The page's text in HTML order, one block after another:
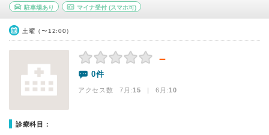
駐車場あり マイナ受付(スマホ可)
土曜（〜12:00）
－
0件
アクセス数 7月:15 | 6月:10
診療科目：